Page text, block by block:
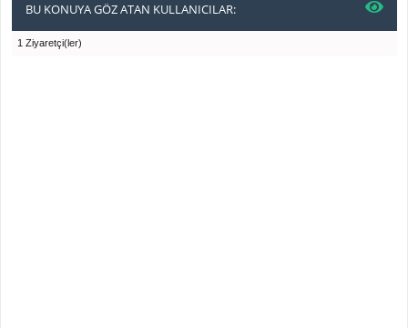
BU KONUYA GÖZ ATAN KULLANICILAR:
1 Ziyaretçi(ler)